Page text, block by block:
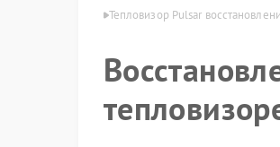
Тепловизор Pulsar